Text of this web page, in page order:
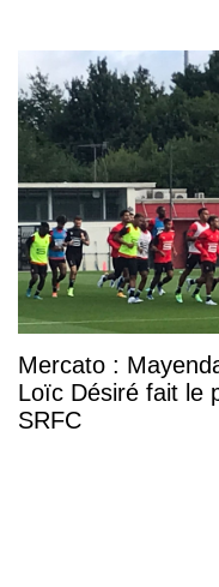
Mercato :
Loïc Désiré fait le
SRFC